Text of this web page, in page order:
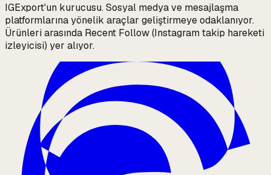
IGExport'un kurucusu. Sosyal medya ve mesajlaşma
platformlarına yönelik araçlar geliştirmeye odaklanıyor.
Ürünleri arasında Recent Follow (Instagram takip hareketi
izleyicisi) yer alıyor.